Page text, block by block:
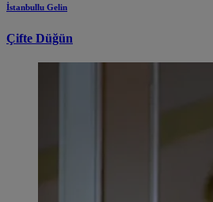
İstanbullu Gelin
Çifte Düğün